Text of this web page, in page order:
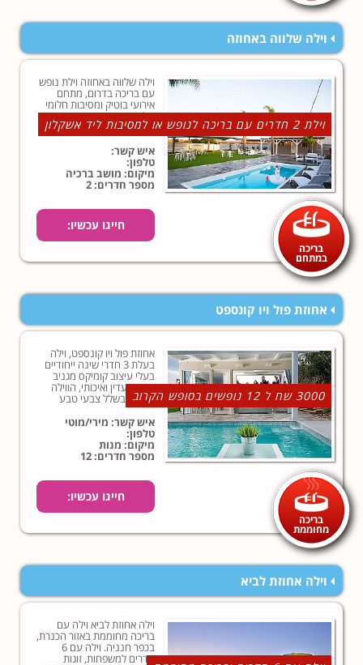
וילה שלווה באחוזה
וילת 2 חדרים עם בריכה לנופש או למסיבות ליד אשקלון
בריכה
במתחם
וילה שלווה באחוזה וילת נופש
עם בריכה בדרום, מתחם
אירועי בוטיק ומסיבות חלומי
ווילת נופש במקום אחד! עם
החברים הטובים או המשפחה
או אפילו מסיבת רווקות... לחצו
והזמינו עכשיו!
איש קשר:
טלפון:
מיקום: מושב ברכיה
מספר חדרים: 2
חייגו עכשיו:
אחוזת פול ויו קונספט
3000 שח ל 12 נופשים בסופש הקרוב
בריכה
מחוממת
אחוזת פול ויו קונספט, וילה
בעלת 3 חדרי שינה ייחודיים
בעלי עיצוב קומיקס מגניב
וריהוט עדין ואיכותי, הווילה
מוקפת בשלל צבעי טבע
מרהיבים, חורש פראי ואוויר
הרים קסום.
איש קשר: מירי/מוטי
טלפון:
מיקום: מנות
מספר חדרים: 12
חייגו עכשיו:
וילה אחוזת לביא
וילה אחוזת לביא וילה עם
בריכה מחוממת באזור הכנרת,
בכפר חנניה. וילה עם 6
חדרים למשפחות, זוגות